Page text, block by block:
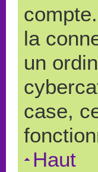
la
un
case,
Haut